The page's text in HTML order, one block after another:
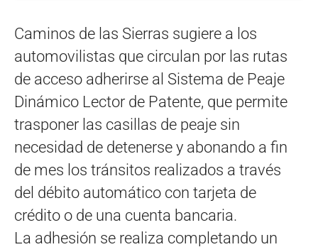
Caminos de las Sierras sugiere a los
automovilistas que circulan por las rutas
de acceso adherirse al Sistema de Peaje
Dinámico Lector de Patente, que permite
trasponer las casillas de peaje sin
necesidad de detenerse y abonando a fin
de mes los tránsitos realizados a través
del débito automático con tarjeta de
crédito o de una cuenta bancaria.
La adhesión se realiza completando un